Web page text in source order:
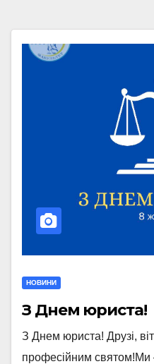
НОВИНИ
З Днем юриста!
З Днем юриста! Друзі,
професійним